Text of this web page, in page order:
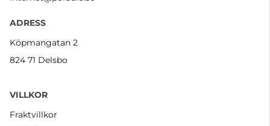
ADRESS
Köpmangatan 2
824 71 Delsbo
VILLKOR
Fraktvillkor